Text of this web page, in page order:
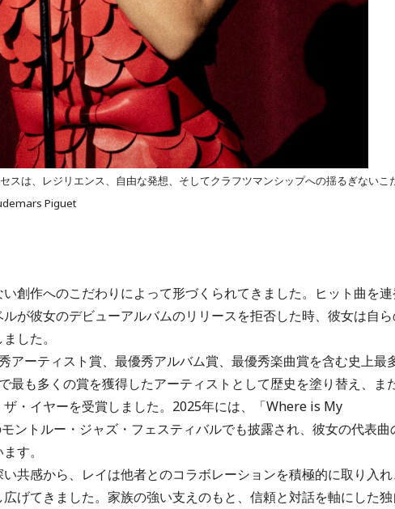
スは、レジリエンス、自由な発想、そしてクラフツマンシップへの揺るぎないこ
Piguet
創作へのこだわりによって形づくられてきました。ヒット曲を連
が彼女のデビューアルバムのリリースを拒否した時、彼女は自
した。
アーティスト賞、最優秀アルバム賞、最優秀楽曲賞を含む史上最
最も多くの賞を獲得したアーティストとして歴史を塗り替え、ま
・イヤーを受賞しました。2025年には、「Where is My
ントルー・ジャズ・フェスティバルでも披露され、彼女の代表曲
す。
共感から、レイは他者とのコラボレーションを積極的に取り入れ
げてきました。家族の強い支えのもと、信頼と対話を軸にした独